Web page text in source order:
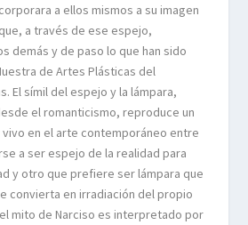
a ellos mismos a su imagen
a través de ese espejo,
demás y de paso lo que han sido
de Artes Plásticas del
El símil del espejo y la lámpara,
el romanticismo, reproduce un
en el arte contemporáneo entre
a ser espejo de la realidad para
y otro que prefiere ser lámpara que
convierta en irradiación del propio
mito de Narciso es interpretado por